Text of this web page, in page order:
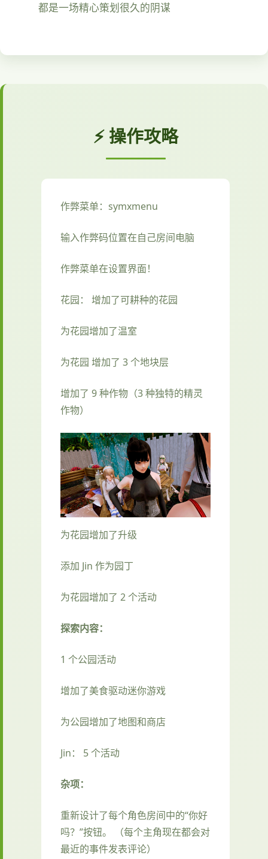
都是一场精心策划很久的阴谋
⚡ 操作攻略
作弊菜单：symxmenu
输入作弊码位置在自己房间电脑
作弊菜单在设置界面！
花园： 增加了可耕种的花园
为花园增加了温室
为花园 增加了 3 个地块层
增加了 9 种作物（3 种独特的精灵
作物）
为花园增加了升级
添加 Jin 作为园丁
为花园增加了 2 个活动
探索内容：
1 个公园活动
增加了美食驱动迷你游戏
为公园增加了地图和商店
Jin： 5 个活动
杂项：
重新设计了每个角色房间中的“你好
吗？”按钮。 （每个主角现在都会对
最近的事件发表评论）